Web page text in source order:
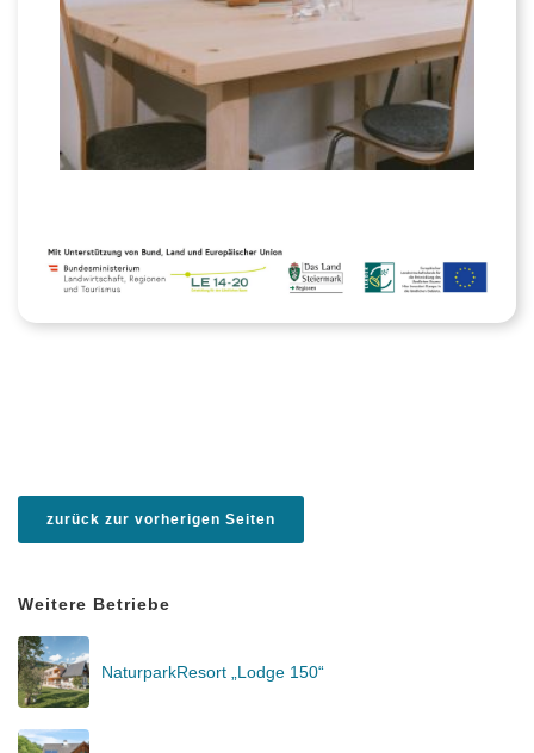
zurück zur vorherigen Seiten
Weitere Betriebe
NaturparkResort „Lodge 150“